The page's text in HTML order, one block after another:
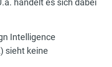
handelt es sich dabei
Intelligence
sieht keine